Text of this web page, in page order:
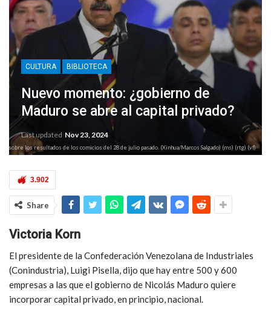
CULTURA BIBLIOTECA
Nuevo momento: ¿gobierno de
Maduro se abre al capital privado?
Last updated Nov 23, 2024
sobre los resultados de los comicios del 28 de julio pasado. (Xinhua/Marcos Salgado) (ms) (rtg) (vf)
3.902
Share
Victoria Korn
El presidente de la Confederación Venezolana de Industriales
(Conindustria), Luigi Pisella, dijo que hay entre 500 y 600
empresas a las que el gobierno de Nicolás Maduro quiere
incorporar capital privado, en principio, nacional.